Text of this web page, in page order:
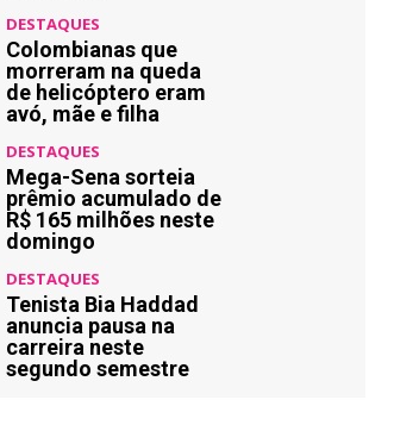
DESTAQUES
Colombianas que
morreram na queda
de helicóptero eram
avó, mãe e filha
DESTAQUES
Mega-Sena sorteia
prêmio acumulado de
R$ 165 milhões neste
domingo
DESTAQUES
Tenista Bia Haddad
anuncia pausa na
carreira neste
segundo semestre